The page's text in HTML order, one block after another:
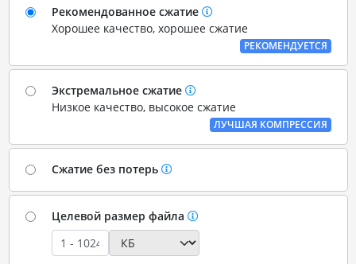
Рекомендованное сжатие
Хорошее качество, хорошее сжатие
РЕКОМЕНДУЕТСЯ
Экстремальное сжатие
Низкое качество, высокое сжатие
ЛУЧШАЯ КОМПРЕССИЯ
Сжатие без потерь
Целевой размер файла